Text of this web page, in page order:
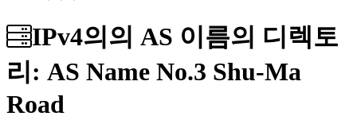
IPv4의의 AS 이름의 디렉토
리: AS Name No.3 Shu-Ma
Road